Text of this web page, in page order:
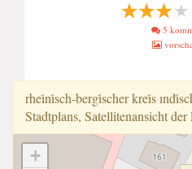
5
rhei̇ni̇sch-bergi̇scher krei̇s
Stadtplans, Satellitenansicht der
+